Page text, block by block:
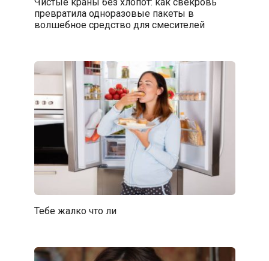
превратила одноразовые пакеты в
волшебное средство для смесителей
Тебе жалко что ли